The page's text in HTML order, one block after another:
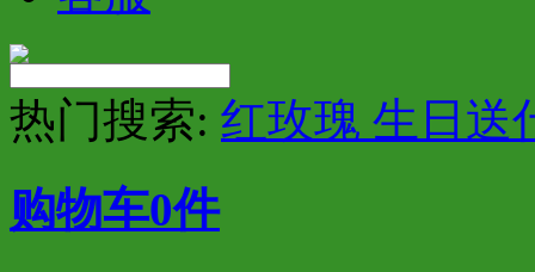
热门搜索: 红玫瑰 生日送
购物车0件